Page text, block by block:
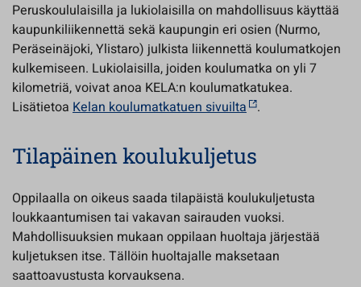
Peruskoululaisilla ja lukiolaisilla on mahdollisuus käyttää
kaupunkiliikennettä sekä kaupungin eri osien (Nurmo,
Peräseinäjoki, Ylistaro) julkista liikennettä koulumatkojen
kulkemiseen. Lukiolaisilla, joiden koulumatka on yli 7
kilometriä, voivat anoa KELA:n koulumatkatukea.
Lisätietoa Kelan koulumatkatuen sivuilta .
Tilapäinen koulukuljetus
Oppilaalla on oikeus saada tilapäistä koulukuljetusta
loukkaantumisen tai vakavan sairauden vuoksi.
Mahdollisuuksien mukaan oppilaan huoltaja järjestää
kuljetuksen itse. Tällöin huoltajalle maksetaan
saattoavustusta korvauksena.